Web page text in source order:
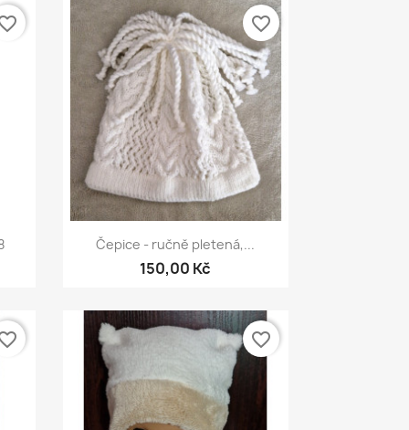
Rychlý náhled
Čepice - ručně pletená,...
150,00 Kč
favorite_border
favorite_border